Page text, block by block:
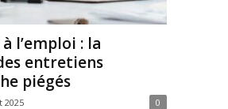
l’emploi : la
entretiens
piégés
2025 0